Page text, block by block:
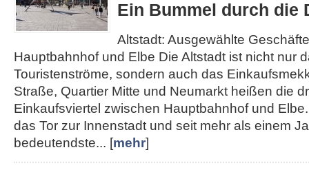
Ein Bummel durch die
Altstadt: Ausgewählte
Hauptbahnhof und Elbe Die Altstadt ist nicht nur
Touristenströme, sondern auch das
Straße, Quartier Mitte und Neumarkt heißen die
Einkaufsviertel zwischen Hauptbahnhof und
das Tor zur Innenstadt und seit mehr als einem
bedeutendste... [mehr]